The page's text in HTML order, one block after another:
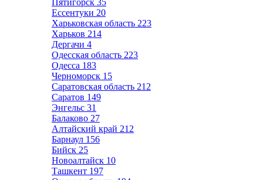
Пятигорск 35
Ессентуки 20
Харьковская область 223
Харьков 214
Дергачи 4
Одесская область 223
Одесса 183
Черноморск 15
Саратовская область 212
Саратов 149
Энгельс 31
Балаково 27
Алтайский край 212
Барнаул 156
Бийск 25
Новоалтайск 10
Ташкент 197